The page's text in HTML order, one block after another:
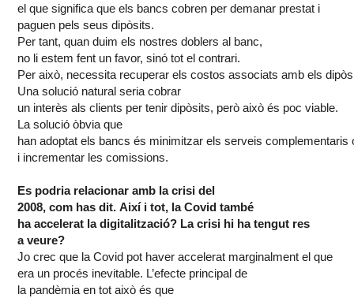
el que significa queels bancs cobren perdemanar prestat i
paguen pels seus dipòsits.
Pertant,quan duim els nostres doblers al banc,
no li estem fent un favor,sinó tot elcontrari.
Peraixò, necessita recuperarels costosassociats amb els
Unasolució natural seria cobrar
un interès als clients pertenir dipòsits, però això és poc viable.
Lasolució òbvia que
hanadoptat els bancs és minimitzar els serveis complementaris
i incrementar lescomissions.
Es podriarelacionaramb lacrisi del
2008,com hasdit.Aixíitot, laCovid també
haaccelerat ladigitalització? Lacrisi hi hatengut res
aveure?
Jocrec que laCovid pot haver accelerat marginalment el que
era un procés inevitable. L’efecte principal de
la pandèmia entot això és que